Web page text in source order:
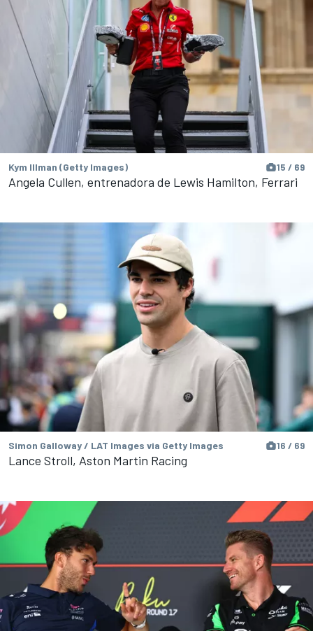
Kym Illman (Getty Images) 15 / 69
Angela Cullen, entrenadora de Lewis Hamilton, Ferrari
Simon Galloway / LAT Images via Getty Images 16 / 69
Lance Stroll, Aston Martin Racing